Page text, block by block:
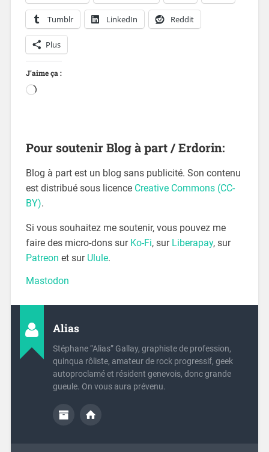
Tumblr LinkedIn Reddit
Plus
J’aime ça :
Pour soutenir Blog à part / Erdorin:
Blog à part est un blog sans publicité. Son contenu
est distribué sous licence Creative Commons (CC-
BY).
Si vous souhaitez me soutenir, vous pouvez me
faire des micro-dons sur Ko-Fi, sur Liberapay, sur
Patreon et sur Ulule.
Mastodon
Alias
Stéphane “Alias” Gallay, graphiste de profession,
quinqua rôliste, amateur de rock progressif, geek
autoproclamé et résident genevois, donc grande
gueule. On vous aura prévenu.